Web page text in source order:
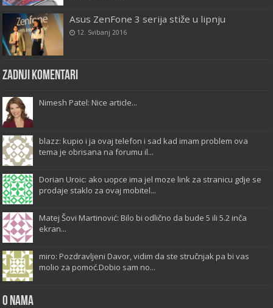
Asus ZenFone 3 serija stiže u lipnju
12. Svibanj 2016
Zadnji komentari
Nimesh Patel: Nice article...
blazz: kupio i ja ovaj telefon i sad kad imam problem ova
tema je obrisana na forumu il...
Dorian Uroic: ako uopce ima jel moze link za stranicu gdje se
prodaje staklo za ovaj mobitel...
Matej Šovi Martinović: Bilo bi odlično da bude 5 ili 5.2 inča
ekran...
miro: Pozdravljeni Davor, vidim da ste stručnjak pa bi vas
molio za pomoć.Dobio sam no...
O Nama